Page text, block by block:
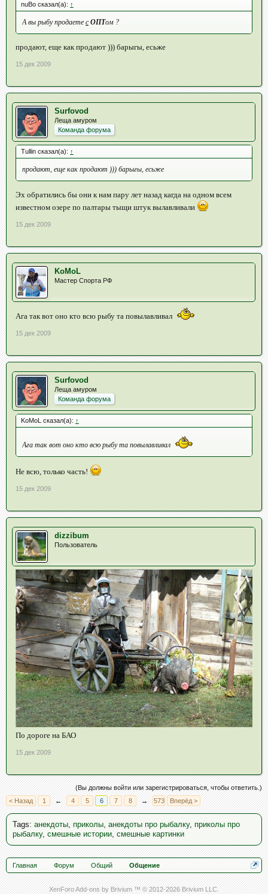
nuBo сказал(а): ↑
А вы рыбу продаете c ОПТом ?
продают, еще как продают ))) барыгы, есьже
15 дек 2009
Surfovod
Леща амуром
Команда форума
Tullin сказал(а): ↑
продают, еще как продают ))) барыгы, есьже
Эх обратились бы они к нам пару лет назад кагда на одном всем
известном озере по палтары тыщи штук вылавливали
15 дек 2009
KoMoL
Мастер Спорта РФ
Ага так вот оно кто всю рыбу та повылавливал
15 дек 2009
Surfovod
Леща амуром
Команда форума
KoMoL сказал(а): ↑
Ага так вот оно кто всю рыбу та повылавливал
Не всю, только часть!
15 дек 2009
dizzibum
Пользователь
По дороге на БАО
15 дек 2009
(Вы должны войти или зарегистрироваться, чтобы ответить.)
< Назад
1 ← 4 5 6 7 8 → 573 Вперёд >
Tags: анекдоты, приколы, анекдоты про рыбалку, приколы про
рыбалку, смешные истории, смешные картинки
Главная Форум Общий Общение
XenForo Add-ons by Brivium ™ © 2012-2026 Brivium LLC.